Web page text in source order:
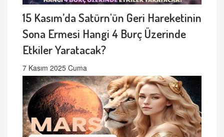
15 Kasım’da Satürn'ün Geri Hareketinin
Sona Ermesi Hangi 4 Burç Üzerinde
Etkiler Yaratacak?
7 Kasım 2025 Cuma